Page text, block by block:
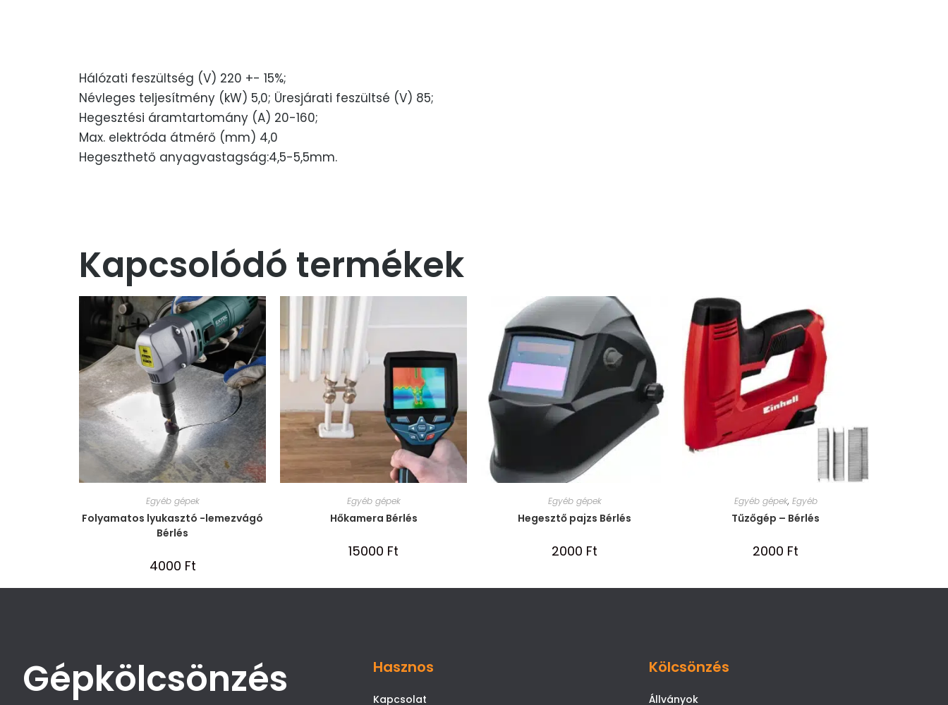
Hálózati feszültség (V) 220 +- 15%;
Névleges teljesítmény (kW) 5,0; Üresjárati feszültsé (V) 85;
Hegesztési áramtartomány (A) 20-160;
Max. elektróda átmérő (mm) 4,0
Hegeszthető anyagvastagság:4,5-5,5mm.
Kapcsolódó termékek
Egyéb gépek
Folyamatos lyukasztó -lemezvágó
Bérlés
4000 Ft
Egyéb gépek
Hőkamera Bérlés
15000 Ft
Egyéb gépek
Hegesztő pajzs Bérlés
2000 Ft
Egyéb gépek, Egyéb
Tűzőgép – Bérlés
2000 Ft
Gépkölcsönzés
Hasznos
Kapcsolat
Kölcsönzés
Állványok